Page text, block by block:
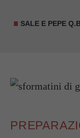
SALE E PEPE